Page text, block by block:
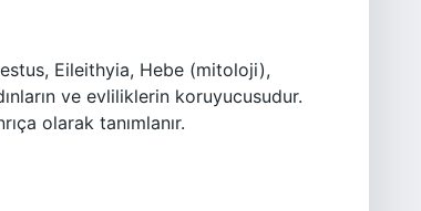
Eileithyia, Hebe (mitoloji),
ve evliliklerin koruyucusudur.
olarak tanımlanır.